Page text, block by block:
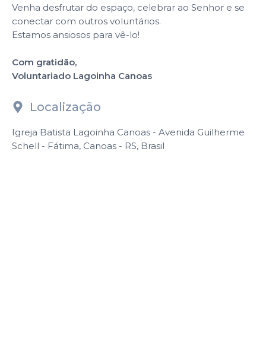
Venha desfrutar do espaço, celebrar ao Senhor e se
conectar com outros voluntários.
Estamos ansiosos para vê-lo!
Com gratidão,
Voluntariado Lagoinha Canoas
Localização
Igreja Batista Lagoinha Canoas - Avenida Guilherme
Schell - Fátima, Canoas - RS, Brasil